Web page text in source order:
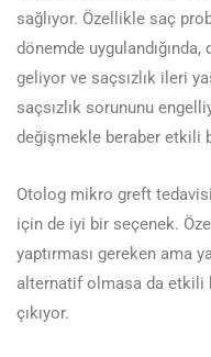
sağlıyor. Özellikle saç
dönemde
geliyor ve saçsızlık ileri
saçsızlık sorununu
değişmekle beraber etkili
Otolog mikro greft
için de iyi bir seçenek.
yaptırması gereken ama
alternatif olmasa da etkili
çıkıyor.